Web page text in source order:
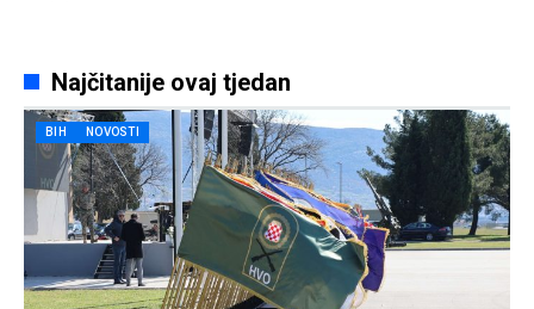
Najčitanije ovaj tjedan
BIH NOVOSTI